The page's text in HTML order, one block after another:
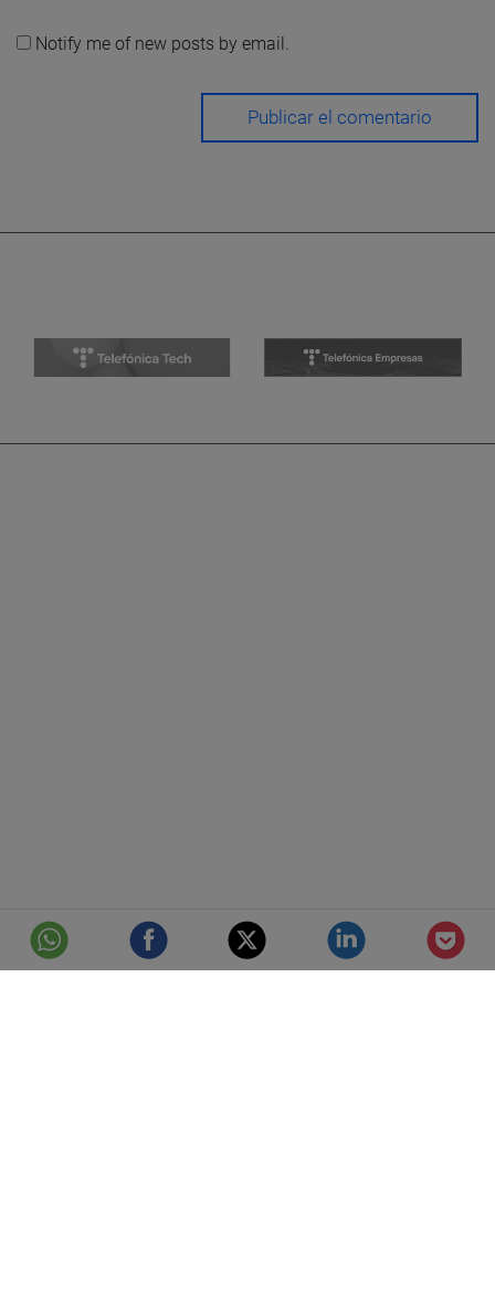
Notify me of new posts by email.